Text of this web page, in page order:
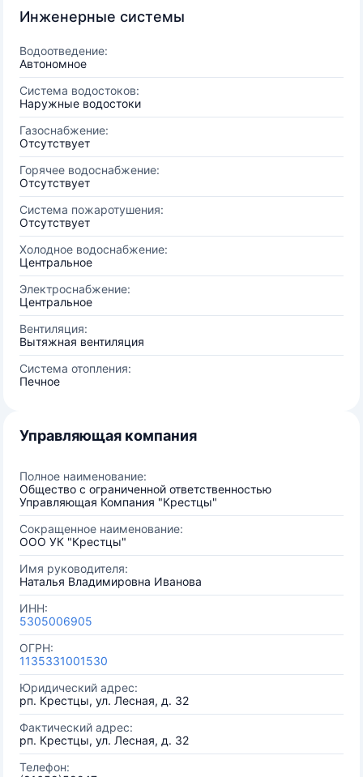
Инженерные системы
Водоотведение:
Автономное
Система водостоков:
Наружные водостоки
Газоснабжение:
Отсутствует
Горячее водоснабжение:
Отсутствует
Система пожаротушения:
Отсутствует
Холодное водоснабжение:
Центральное
Электроснабжение:
Центральное
Вентиляция:
Вытяжная вентиляция
Система отопления:
Печное
Управляющая компания
Полное наименование:
Общество с ограниченной ответственностью
Управляющая Компания "Крестцы"
Сокращенное наименование:
ООО УК "Крестцы"
Имя руководителя:
Наталья Владимировна Иванова
ИНН:
5305006905
ОГРН:
1135331001530
Юридический адрес:
рп. Крестцы, ул. Лесная, д. 32
Фактический адрес:
рп. Крестцы, ул. Лесная, д. 32
Телефон: